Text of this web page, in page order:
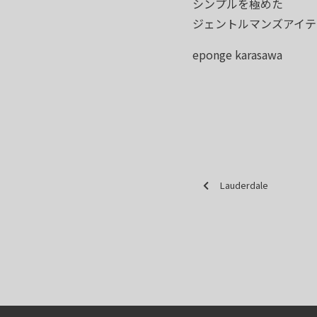
シンプルを極めた
ジェントルマンズアイ
eponge karasawa
Lauderdale